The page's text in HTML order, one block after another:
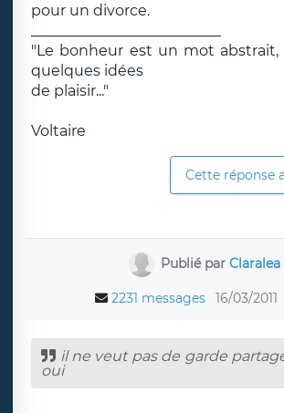
pour un divorce.
"Le bonheur est un mot abstrait,
quelques idées
de plaisir..."
Voltaire
Cette réponse
Publié parClaralea
2231 messages 16/03/2011
il ne veut pas de garde
oui